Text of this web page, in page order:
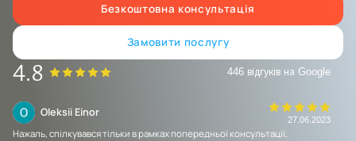
Безкоштовна консультація
Замовити послугу
4.8 446 відгуків на Google
Oleksii Einor
27.06.2023
Нажаль, спілкувався тільки в рамках попередньої консультації,